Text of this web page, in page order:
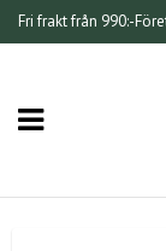
Fri frakt från 990:-